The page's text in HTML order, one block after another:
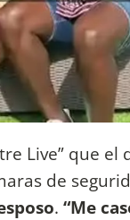
Live” que
de
. “Me